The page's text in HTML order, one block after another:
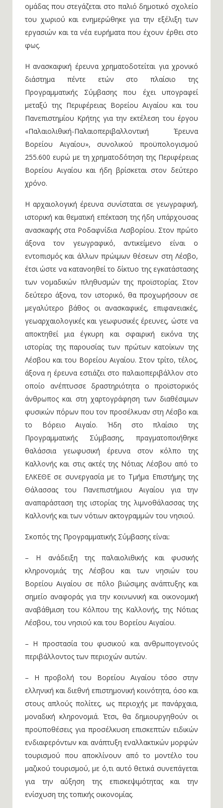
Γαλανίδου, και στο εργαστήριο της ερευνητικής
ομάδας που στεγάζεται στο παλιό δημοτικό σχολείο
του χωριού και ενημερώθηκε για την εξέλιξη των
εργασιών και τα νέα ευρήματα που έχουν έρθει στο
φως.
Η ανασκαφική έρευνα χρηματοδοτείται για χρονικό
διάστημα πέντε ετών στο πλαίσιο της
Προγραμματικής Σύμβασης που έχει υπογραφεί
μεταξύ της Περιφέρειας Βορείου Αιγαίου και του
Πανεπιστημίου Κρήτης για την εκτέλεση του έργου
«Παλαιολιθική-Παλαιοπεριβαλλοντική Έρευνα
Βορείου Αιγαίου», συνολικού προϋπολογισμού
255.600 ευρώ με τη χρηματοδότηση της Περιφέρειας
Βορείου Αιγαίου και ήδη βρίσκεται στον δεύτερο
χρόνο.
Η αρχαιολογική έρευνα συνίσταται σε γεωγραφική,
ιστορική και θεματική επέκταση της ήδη υπάρχουσας
ανασκαφής στα Ροδαφνίδια Λισβορίου. Στον πρώτο
άξονα τον γεωγραφικό, αντικείμενο είναι ο
εντοπισμός και άλλων πρώιμων θέσεων στη Λέσβο,
έτσι ώστε να κατανοηθεί το δίκτυο της εγκατάστασης
των νομαδικών πληθυσμών της προϊστορίας. Στον
δεύτερο άξονα, τον ιστορικό, θα προχωρήσουν σε
μεγαλύτερο βάθος οι ανασκαφικές, επιφανειακές,
γεωαρχαιολογικές και γεωφυσικές έρευνες, ώστε να
αποκτηθεί μια έγκυρη και σφαιρική εικόνα της
ιστορίας της παρουσίας των πρώτων κατοίκων της
Λέσβου και του Βορείου Αιγαίου. Στον τρίτο, τέλος,
άξονα η έρευνα εστιάζει στο παλαιοπεριβάλλον στο
οποίο ανέπτυσσε δραστηριότητα ο προϊστορικός
άνθρωπος και στη χαρτογράφηση των διαθέσιμων
φυσικών πόρων που τον προσέλκυαν στη Λέσβο και
το Βόρειο Αιγαίο. Ήδη στο πλαίσιο της
Προγραμματικής Σύμβασης, πραγματοποιήθηκε
θαλάσσια γεωφυσική έρευνα στον κόλπο της
Καλλονής και στις ακτές της Νότιας Λέσβου από το
ΕΛΚΕΘΕ σε συνεργασία με το Τμήμα Επιστήμης της
Θάλασσας του Πανεπιστήμιου Αιγαίου για την
αναπαράσταση της ιστορίας της λιμνοθάλασσας της
Καλλονής και των νότιων ακτογραμμών του νησιού.
Σκοπός της Προγραμματικής Σύμβασης είναι:
– Η ανάδειξη της παλαιολιθικής και φυσικής
κληρονομιάς της Λέσβου και των νησιών του
Βορείου Αιγαίου σε πόλο βιώσιμης ανάπτυξης και
σημείο αναφοράς για την κοινωνική και οικονομική
αναβάθμιση του Κόλπου της Καλλονής, της Νότιας
Λέσβου, του νησιού και του Βορείου Αιγαίου.
– Η προστασία του φυσικού και ανθρωπογενούς
περιβάλλοντος των περιοχών αυτών.
– Η προβολή του Βορείου Αιγαίου τόσο στην
ελληνική και διεθνή επιστημονική κοινότητα, όσο και
στους απλούς πολίτες, ως περιοχής με πανάρχαια,
μοναδική κληρονομιά. Έτσι, θα δημιουργηθούν οι
προϋποθέσεις για προσέλκυση επισκεπτών ειδικών
ενδιαφερόντων και ανάπτυξη εναλλακτικών μορφών
τουρισμού που αποκλίνουν από το μοντέλο του
μαζικού τουρισμού, με ό,τι αυτό θετικά συνεπάγεται
για την αύξηση της επισκεψιμότητας και την